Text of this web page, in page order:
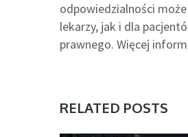
odpowiedzialności
lekarzy, jak i dla
prawnego. Więcej
RELATED POSTS